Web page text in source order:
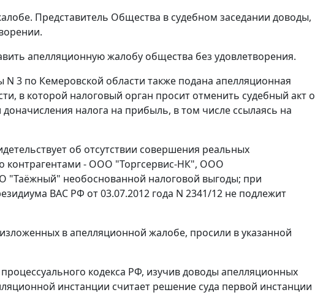
Представитель Общества в судебном заседании доводы,
апелляционную жалобу общества без удовлетворения.
3 по Кемеровской области также подана апелляционная
в которой налоговый орган просит отменить судебный акт о
налога на прибыль, в том числе ссылаясь на
об отсутствии совершения реальных
контрагентами - ООО "Торгсервис-НК", ООО
необоснованной налоговой выгоды; при
ВАС РФ от 03.07.2012 года N 2341/12 не подлежит
в апелляционной жалобе, просили в указанной
кодекса РФ, изучив доводы апелляционных
инстанции считает решение суда первой инстанции